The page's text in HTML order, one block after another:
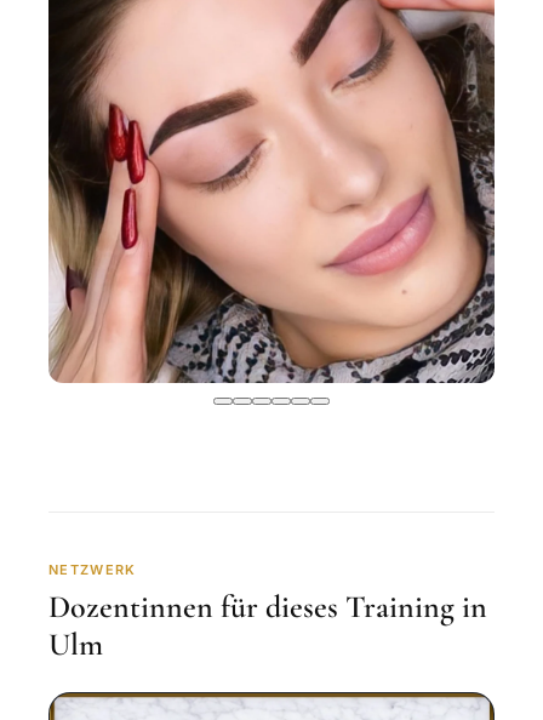
NETZWERK
Dozentinnen für dieses Training in
Ulm